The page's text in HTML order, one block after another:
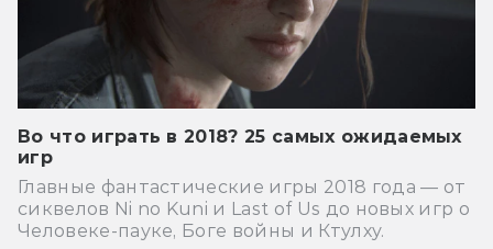
Во что играть в 2018? 25 самых ожидаемых
игр
Главные фантастические игры 2018 года — от
сиквелов Ni no Kuni и Last of Us до новых игр о
Человеке-пауке, Боге войны и Ктулху.